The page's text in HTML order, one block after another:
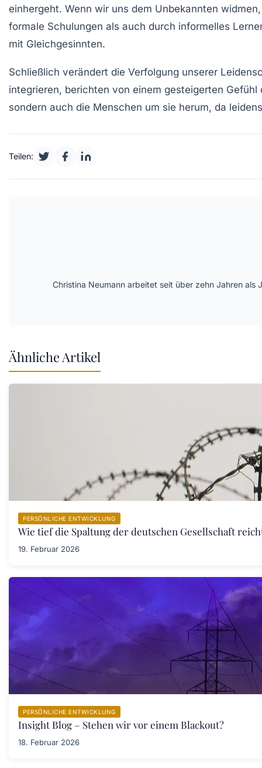
einhergeht. Wenn wir uns dem Unbekannten
formale Schulungen als auch durch informelles
mit Gleichgesinnten.
Schließlich verändert die Verfolgung unserer
integrieren, berichten von einem gesteigerten
sondern auch die Menschen um sie herum, da
Teilen:
Christina Neumann arbeitet seit über zehn Jahren als
Ähnliche Artikel
PERSÖNLICHE ENTWICKLUNG
Wie tief die Spaltung der deutschen Gesellschaft
19. Februar 2026
PERSÖNLICHE ENTWICKLUNG
Insight Blog – Stehen wir vor einem Blackout?
18. Februar 2026